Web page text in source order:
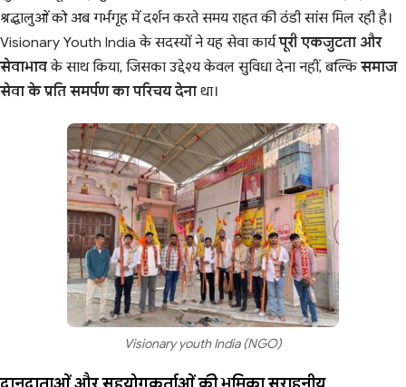
श्रद्धालुओं को अब गर्भगृह में दर्शन करते समय राहत की ठंडी सांस मिल रही है।
Visionary Youth India के सदस्यों ने यह सेवा कार्यपूरी एकजुटता और
सेवाभावके साथ किया, जिसका उद्देश्य केवल सुविधा देना नहीं, बल्किसमाज
सेवा के प्रति समर्पण का परिचय देना था।
Visionary youth India (NGO)